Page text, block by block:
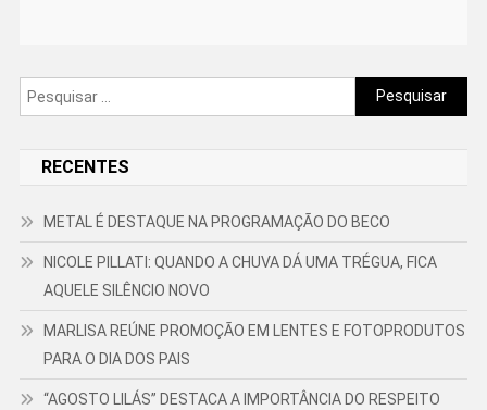
Pesquisar
por:
RECENTES
METAL É DESTAQUE NA PROGRAMAÇÃO DO BECO
NICOLE PILLATI: QUANDO A CHUVA DÁ UMA TRÉGUA, FICA
AQUELE SILÊNCIO NOVO
MARLISA REÚNE PROMOÇÃO EM LENTES E FOTOPRODUTOS
PARA O DIA DOS PAIS
“AGOSTO LILÁS” DESTACA A IMPORTÂNCIA DO RESPEITO